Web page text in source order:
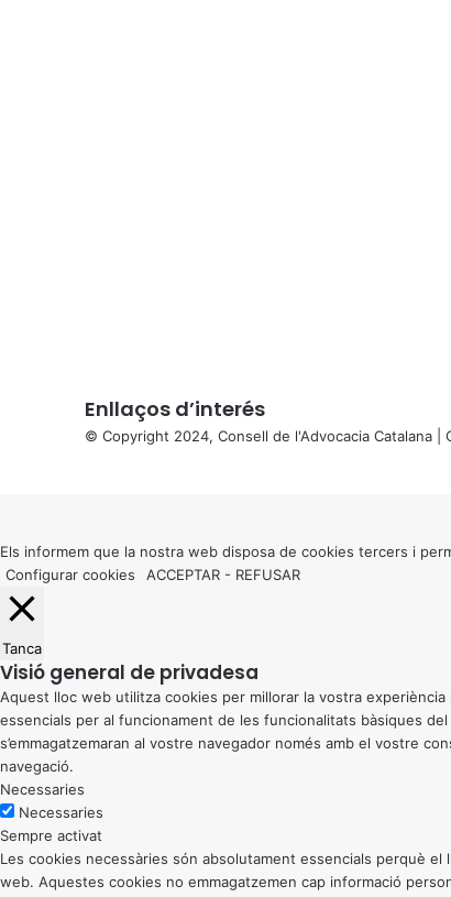
Enllaços d’interés
© Copyright 2024, Consell de l'Advocacia Catalana |
button
Els informem que la nostra web disposa de cookies tercers i
Configurar cookies
ACCEPTAR - REFUSAR
Tanca
Visió general de privadesa
Aquest lloc web utilitza cookies per millorar la vostra
essencials per al funcionament de les funcionalitats bàsiques
s’emmagatzemaran al vostre navegador només amb el vostre
navegació.
Necessaries
Necessaries
Sempre activat
Les cookies necessàries són absolutament essencials perquè
web. Aquestes cookies no emmagatzemen cap informació